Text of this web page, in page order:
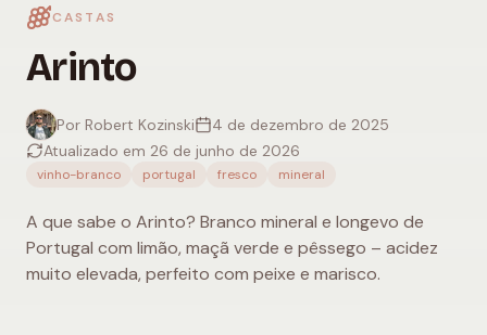
CASTAS
Arinto
Por Robert Kozinski
4 de dezembro de 2025
Atualizado em 26 de junho de 2026
vinho-branco portugal fresco mineral
A que sabe o Arinto? Branco mineral e longevo de
Portugal com limão, maçã verde e pêssego – acidez
muito elevada, perfeito com peixe e marisco.